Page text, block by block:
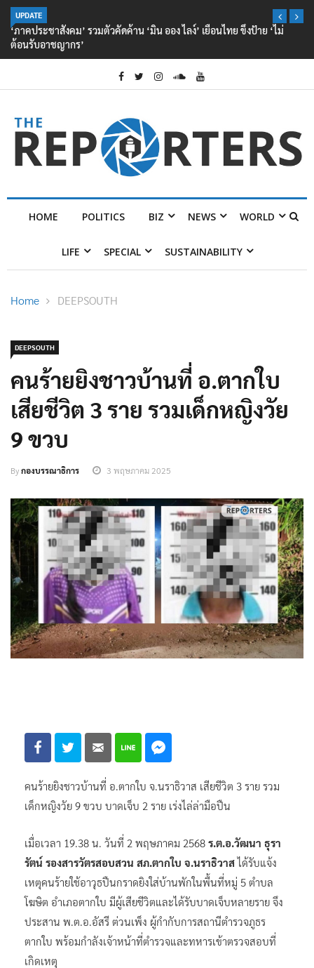
UPDATE
‘ภาคประชาสังคม’ รวมตัวคัดค้าน ‘มิน ออง ไลง์’ เยือนไทย ขึงป้าย ‘ไม่
ต้อนรับอาชญากร’
HOME POLITICS BIZ NEWS WORLD
LIFE SPECIAL SUSTAINABILITY
Home DEEPSOUTH
DEEPSOUTH
คนร้ายยิงชาวบ้านที่ อ.ตากใบ
เสียชีวิต 3 ราย รวมเด็กหญิงวัย
9 ขวบ
Byกองบรรณาธิการ 3 พฤษภาคม 2025
คนร้ายยิงชาวบ้านที่ อ.ตากใบ จ.นราธิวาส เสียชีวิต 3 ราย รวม
เด็กหญิงวัย 9 ขวบ บาดเจ็บ 2 ราย เร่งไล่ล่ามือปืน
เมื่อเวลา 19.38 น. วันที่ 2 พฤษภาคม 2568 ร.ต.อ.วัฒนา ธุรา
รัตน์ รองสารวัตรสอบสวน สภ.ตากใบ จ.นราธิวาสได้รับแจ้ง
เหตุคนร้ายใช้อาวุธปืนกราดยิงใส่บ้านพักในพื้นที่หมู่ 5 ตำบล
โฆษิต อำเภอตากใบ มีผู้เสียชีวิตและได้รับบาดเจ็บหลายราย จึง
ประสาน พ.ต.อ.อัสรี ต่วนเพ็ง ผู้กำกับการสถานีตำรวจภูธร
ตากใบ พร้อมกำลังเจ้าหน้าที่ตำรวจและทหารเข้าตรวจสอบที่
เกิดเหตุ